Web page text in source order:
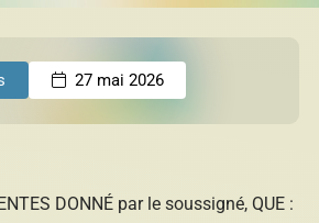
Réinitialiser
éolien
foncière
27 mai 2026
DONNÉ par le soussigné, QUE :